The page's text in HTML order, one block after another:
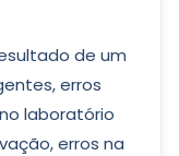
de um
erros
laboratório
erros na